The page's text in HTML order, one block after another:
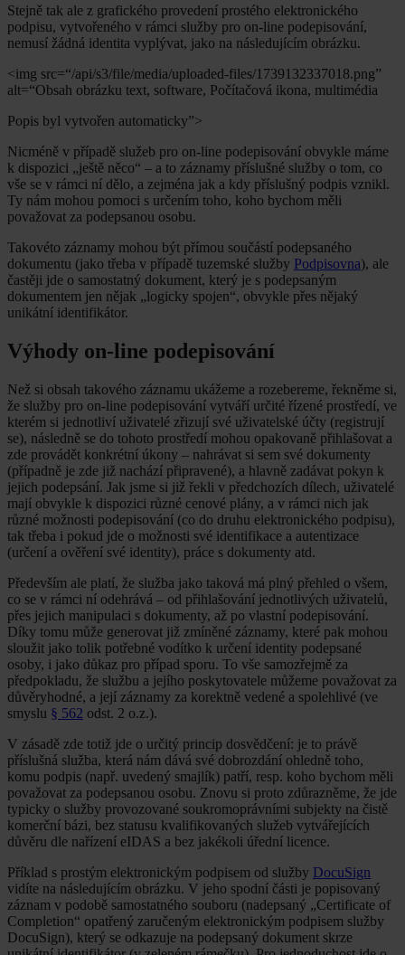
Stejně tak ale z grafického provedení prostého elektronického
podpisu, vytvořeného v rámci služby pro on-line podepisování,
nemusí žádná identita vyplývat, jako na následujícím obrázku.
<img src=“/api/s3/file/media/uploaded-files/1739132337018.png”
alt=“Obsah obrázku text, software, Počítačová ikona, multimédia
Popis byl vytvořen automaticky”>
Nicméně v případě služeb pro on-line podepisování obvykle máme
k dispozici „ještě něco“ – a to záznamy příslušné služby o tom, co
vše se v rámci ní dělo, a zejména jak a kdy příslušný podpis vznikl.
Ty nám mohou pomoci s určením toho, koho bychom měli
považovat za podepsanou osobu.
Takovéto záznamy mohou být přímou součástí podepsaného
dokumentu (jako třeba v případě tuzemské služby Podpisovna), ale
častěji jde o samostatný dokument, který je s podepsaným
dokumentem jen nějak „logicky spojen“, obvykle přes nějaký
unikátní identifikátor.
Výhody on-line podepisování
Než si obsah takového záznamu ukážeme a rozebereme, řekněme si,
že služby pro on-line podepisování vytváří určité řízené prostředí, ve
kterém si jednotliví uživatelé zřizují své uživatelské účty (registrují
se), následně se do tohoto prostředí mohou opakovaně přihlašovat a
zde provádět konkrétní úkony – nahrávat si sem své dokumenty
(případně je zde již nachází připravené), a hlavně zadávat pokyn k
jejich podepsání. Jak jsme si již řekli v předchozích dílech, uživatelé
mají obvykle k dispozici různé cenové plány, a v rámci nich jak
různé možnosti podepisování (co do druhu elektronického podpisu),
tak třeba i pokud jde o možnosti své identifikace a autentizace
(určení a ověření své identity), práce s dokumenty atd.
Především ale platí, že služba jako taková má plný přehled o všem,
co se v rámci ní odehrává – od přihlašování jednotlivých uživatelů,
přes jejich manipulaci s dokumenty, až po vlastní podepisování.
Díky tomu může generovat již zmíněné záznamy, které pak mohou
sloužit jako tolik potřebné vodítko k určení identity podepsané
osoby, i jako důkaz pro případ sporu. To vše samozřejmě za
předpokladu, že službu a jejího poskytovatele můžeme považovat za
důvěryhodné, a její záznamy za korektně vedené a spolehlivé (ve
smyslu § 562 odst. 2 o.z.).
V zásadě zde totiž jde o určitý princip dosvědčení: je to právě
příslušná služba, která nám dává své dobrozdání ohledně toho,
komu podpis (např. uvedený smajlík) patří, resp. koho bychom měli
považovat za podepsanou osobu. Znovu si proto zdůrazněme, že jde
typicky o služby provozované soukromoprávními subjekty na čistě
komerční bázi, bez statusu kvalifikovaných služeb vytvářejících
důvěru dle nařízení eIDAS a bez jakékoli úřední licence.
Příklad s prostým elektronickým podpisem od služby DocuSign
vidíte na následujícím obrázku. V jeho spodní části je popisovaný
záznam v podobě samostatného souboru (nadepsaný „Certificate of
Completion“ opatřený zaručeným elektronickým podpisem služby
DocuSign), který se odkazuje na podepsaný dokument skrze